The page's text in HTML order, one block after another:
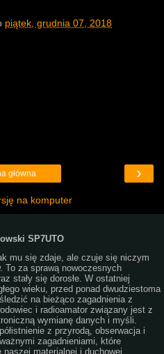
piątek, grudnia 07, 2018
›
główna
na komputer
SP7UTO
mu się zdaje, ale czuje się niczym
To za sprawą nowoczesnych
stały się dorosłe. W ostatniej
wieku, przed ponad dwudziestoma
na bieżąco zagadnienia z
i radioamator związany jest z
wymianę danych i myśli.
z przyrodą, obserwacja i
zagadnieniami, które
materialnej i duchowej